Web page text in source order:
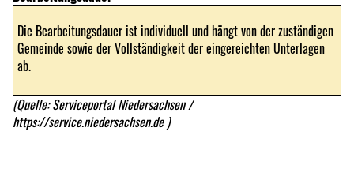
Die Bearbeitungsdauer ist individuell und hängt von der zuständigen
Gemeinde sowie der Vollständigkeit der eingereichten Unterlagen
ab.
(Quelle: Serviceportal Niedersachsen /
https://service.niedersachsen.de)